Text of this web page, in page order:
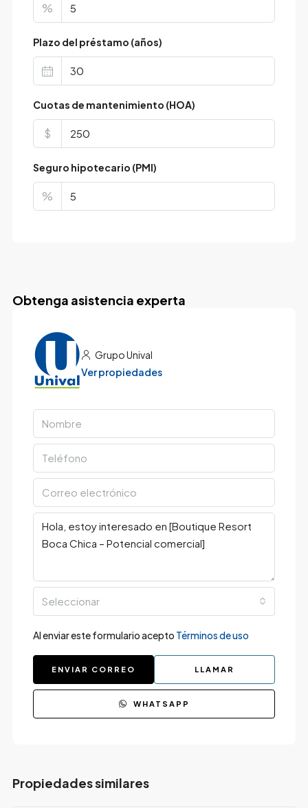
%
Plazo del préstamo (años)
Cuotas de mantenimiento (HOA)
$
Seguro hipotecario (PMI)
%
Obtenga asistencia experta
Grupo Unival
Ver propiedades
Seleccionar
Al enviar este formulario acepto Términos de uso
ENVIAR CORREO LLAMAR
WHATSAPP
Propiedades similares